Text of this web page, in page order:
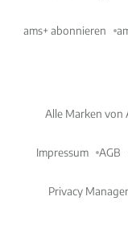
ams+ abonnieren
Alle Marken von
Impressum AGB
Privacy Manager